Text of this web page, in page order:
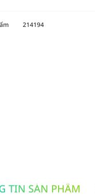
214194
TIN SẢN PHẨM